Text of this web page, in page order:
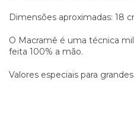
Dimensões aproximadas: 18
O Macramê é uma técnica
feita 100% a mão.
Valores especiais para